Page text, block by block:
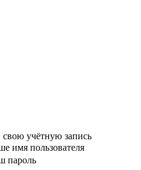
учётную запись
имя пользователя
пароль